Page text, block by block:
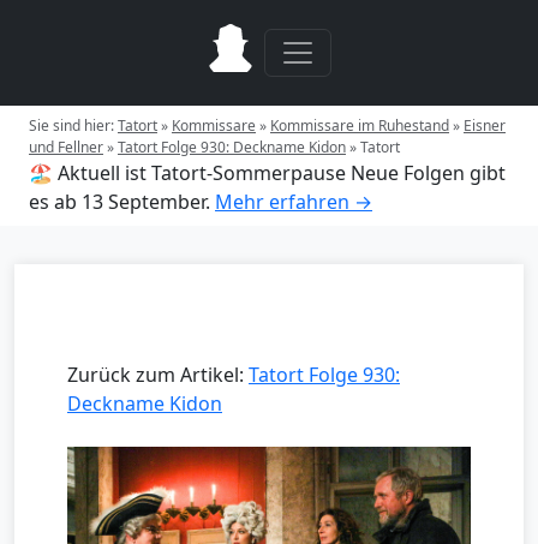
Sie sind hier:Tatort» Kommissare» Kommissare im Ruhestand» Eisner
und Fellner»Tatort Folge 930: Deckname Kidon»Tatort
🏖️ Aktuell ist Tatort-Sommerpause Neue Folgen gibt
es ab 13 September. Mehr erfahren →
Zurück zum Artikel: Tatort Folge 930:
Deckname Kidon